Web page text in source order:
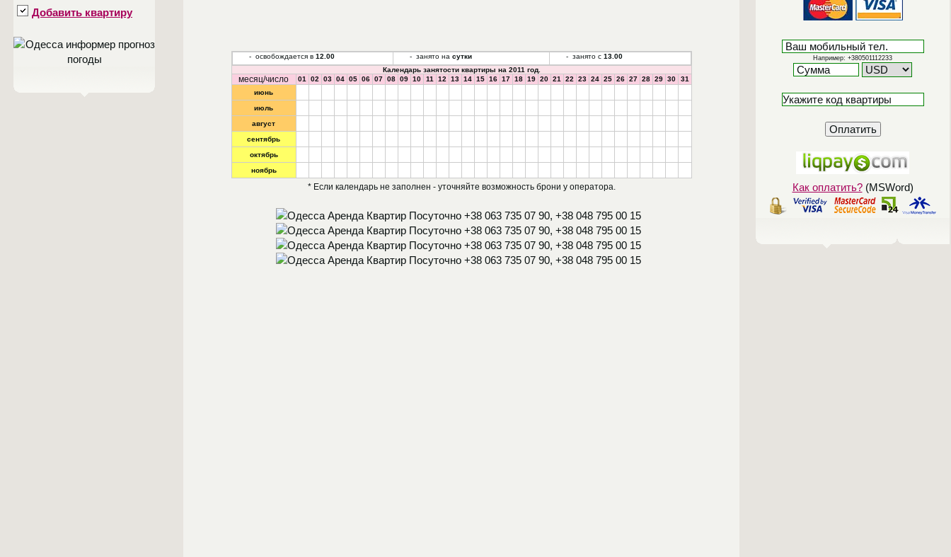
Добавить квартиру
- освобождается в 12.00 - занято на сутки - занято с 13.00
Календарь занятости квартиры на 2011 год.
месяц/число 01 02 03 04 05 06 07 08 09 10 11 12 13 14 15 16 17 18 19 20 21 22 23 24 25 26 27 28 29 30
31
июнь
июль
август
сентябрь
октябрь
ноябрь
* Если календарь не заполнен - уточняйте возможность брони у оператора.
Например: +380501112233
Как оплатить?(MSWord)